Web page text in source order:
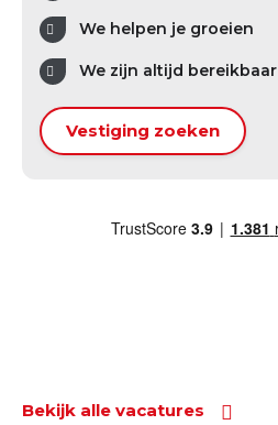
We helpen je groeien
We zijn altijd bereikbaar
Vestiging zoeken
Bekijk alle vacatures